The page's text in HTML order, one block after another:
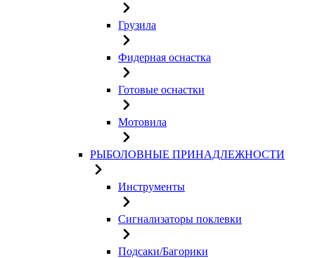
Грузила
Фидерная оснастка
Готовые оснастки
Мотовила
РЫБОЛОВНЫЕ ПРИНАДЛЕЖНОСТИ
Инструменты
Сигнализаторы поклевки
Подсаки/Багорики